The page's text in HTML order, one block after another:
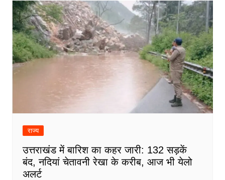
राज्य
उत्तराखंड में बारिश का कहर जारी: 132 सड़कें
बंद, नदियां चेतावनी रेखा के करीब, आज भी येलो
अलर्ट